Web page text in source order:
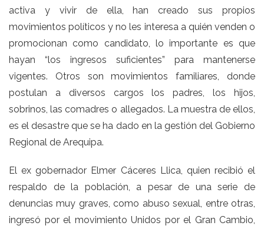
activa y vivir de ella, han creado sus propios
movimientos políticos y no les interesa a quién venden o
promocionan como candidato, lo importante es que
hayan “los ingresos suficientes” para mantenerse
vigentes. Otros son movimientos familiares, donde
postulan a diversos cargos los padres, los hijos,
sobrinos, las comadres o allegados. La muestra de ellos,
es el desastre que se ha dado en la gestión del Gobierno
Regional de Arequipa.
El ex gobernador Elmer Cáceres Llica, quien recibió el
respaldo de la población, a pesar de una serie de
denuncias muy graves, como abuso sexual, entre otras,
ingresó por el movimiento Unidos por el Gran Cambio,